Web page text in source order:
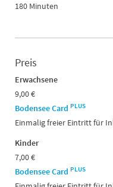
180 Minuten
Preis
Erwachsene
9,00 €
Bodensee Card PLUS
Einmalig freier Eintritt für
Kinder
7,00 €
Bodensee Card PLUS